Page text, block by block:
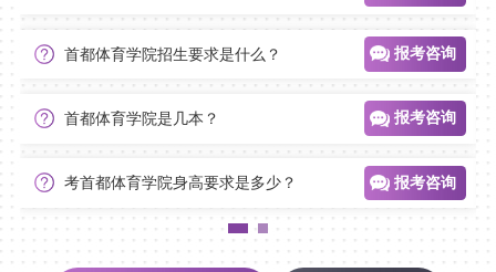
首都体育学院招生要求是什么？ 报考咨询
首都体育学院是几本？ 报考咨询
考首都体育学院身高要求是多少？ 报考咨询